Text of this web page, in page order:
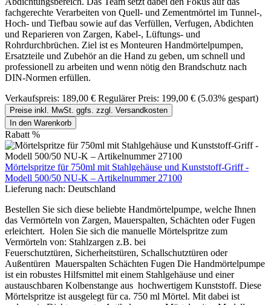
fachgerechte Verarbeiten von Quell- und Zementmörtel im Tunnel-,
Hoch- und Tiefbau sowie auf das Verfüllen, Verfugen, Abdichten
und Reparieren von Zargen, Kabel-, Lüftungs- und
Rohrdurchbrüchen. Ziel ist es Monteuren Handmörtelpumpen,
Ersatzteile und Zubehör an die Hand zu geben, um schnell und
professionell zu arbeiten und wenn nötig den Brandschutz nach
DIN-Normen erfüllen.
Verkaufspreis: 189,00 € Regulärer Preis: 199,00 € (5.03% gespart)
Preise inkl. MwSt. ggfs. zzgl. Versandkosten
In den Warenkorb
Rabatt %
Mörtelspritze für 750ml mit Stahlgehäuse und Kunststoff-Griff -
Modell 500/50 NU-K – Artikelnummer 27100
Lieferung nach: Deutschland
Bestellen Sie sich diese beliebte Handmörtelpumpe, welche Ihnen
das Vermörteln von Zargen, Mauerspalten, Schächten oder Fugen
erleichtert. Holen Sie sich die manuelle Mörtelspritze zum
Vermörteln von: Stahlzargen z.B. bei
Feuerschutztüren, Sicherheitstüren, Schallschutztüren oder
Außentüren Mauerspalten Schächten Fugen Die Handmörtelpumpe
ist ein robustes Hilfsmittel mit einem Stahlgehäuse und einer
austauschbaren Kolbenstange aus hochwertigem Kunststoff. Diese
Mörtelspritze ist ausgelegt für ca. 750 ml Mörtel. Mit dabei ist